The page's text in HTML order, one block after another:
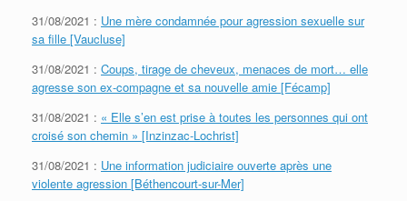
31/08/2021 : Une mère condamnée pour agression sexuelle sur
sa fille [Vaucluse]
31/08/2021 : Coups, tirage de cheveux, menaces de mort… elle
agresse son ex-compagne et sa nouvelle amie [Fécamp]
31/08/2021 : « Elle s’en est prise à toutes les personnes qui ont
croisé son chemin » [Inzinzac-Lochrist]
31/08/2021 : Une information judiciaire ouverte après une
violente agression [Béthencourt-sur-Mer]